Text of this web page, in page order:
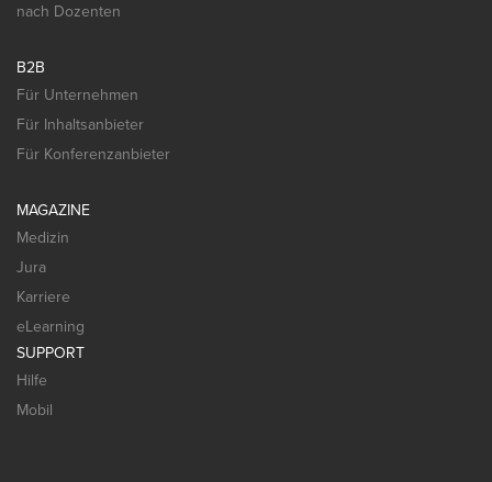
nach Dozenten
B2B
Für Unternehmen
Für Inhaltsanbieter
Für Konferenzanbieter
MAGAZINE
Medizin
Jura
Karriere
eLearning
SUPPORT
Hilfe
Mobil